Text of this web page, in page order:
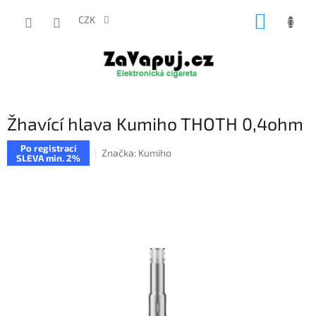
CZK
Žhavící hlava Kumiho THOTH 0,4ohm
Po registraci
SLEVA min. 2%
Značka: Kumiho